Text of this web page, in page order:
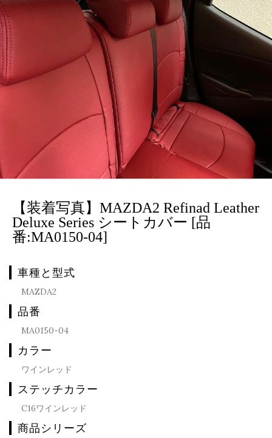
【装着写真】MAZDA2 Refinad Leather
Deluxe Series シートカバー [品
番:MA0150-04]
車種と型式
MAZDA2
品番
MA0150-04
カラー
ワインレッド
ステッチカラー
C16ワインレッド
商品シリーズ